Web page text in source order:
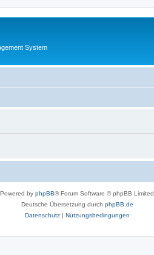
System
Powered by phpBB® Forum Software © phpBB Limited
Deutsche Übersetzung durch phpBB.de
Datenschutz| Nutzungsbedingungen